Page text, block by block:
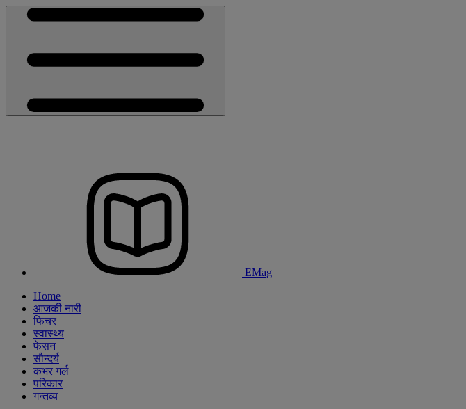
EMag
Home
आजकी नारी
फिचर
स्वास्थ्य
फेसन
सौन्दर्य
कभर गर्ल
परिकार
गन्तव्य